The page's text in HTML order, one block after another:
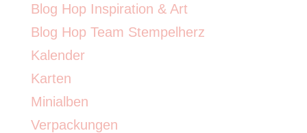
Blog Hop Inspiration & Art
Blog Hop Team Stempelherz
Kalender
Karten
Minialben
Verpackungen